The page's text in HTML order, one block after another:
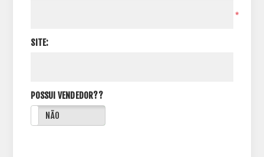
*
SITE:
POSSUI VENDEDOR??
NÃO